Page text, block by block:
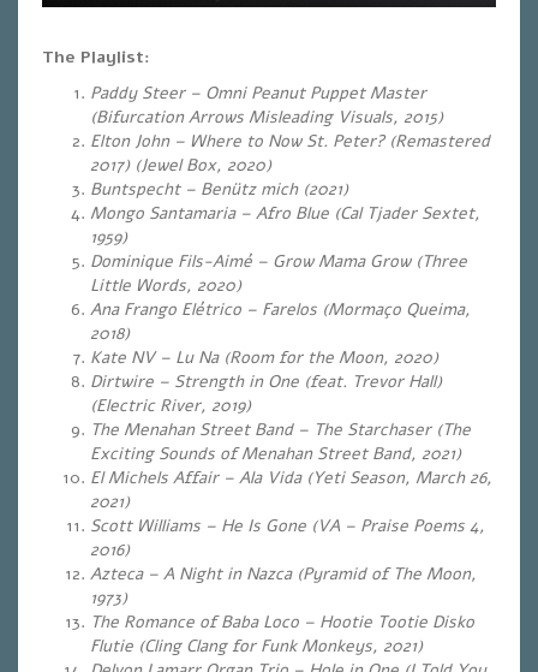
The Playlist:
Paddy Steer – Omni Peanut Puppet Master
(Bifurcation Arrows Misleading Visuals, 2015)
Elton John – Where to Now St. Peter? (Remastered
2017) (Jewel Box, 2020)
Buntspecht – Benütz mich (2021)
Mongo Santamaria – Afro Blue (Cal Tjader Sextet,
1959)
Dominique Fils-Aimé – Grow Mama Grow (Three
Little Words, 2020)
Ana Frango Elétrico – Farelos (Mormaço Queima,
2018)
Kate NV – Lu Na (Room for the Moon, 2020)
Dirtwire – Strength in One (feat. Trevor Hall)
(Electric River, 2019)
The Menahan Street Band – The Starchaser (The
Exciting Sounds of Menahan Street Band, 2021)
El Michels Affair – Ala Vida (Yeti Season, March 26,
2021)
Scott Williams – He Is Gone (VA – Praise Poems 4,
2016)
Azteca – A Night in Nazca (Pyramid of The Moon,
1973)
The Romance of Baba Loco – Hootie Tootie Disko
Flutie (Cling Clang for Funk Monkeys, 2021)